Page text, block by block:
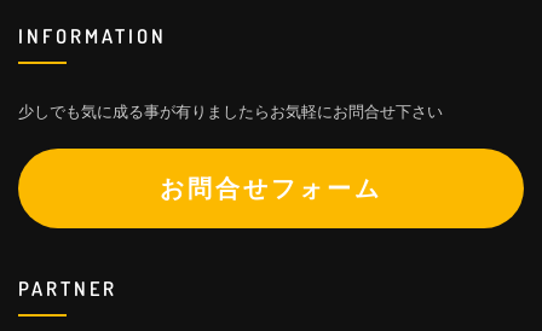
INFORMATION
少しでも気に成る事が有りましたらお気軽にお問合せ下さい
お問合せフォーム
PARTNER